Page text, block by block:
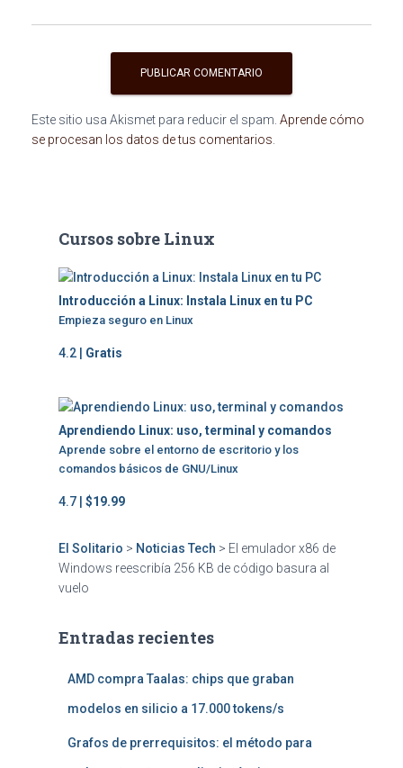
Este sitio usa Akismet para reducir el spam. Aprende cómo
se procesan los datos de tus comentarios.
Cursos sobre Linux
Introducción a Linux: Instala Linux en tu PC
Empieza seguro en Linux
4.2 | Gratis
Aprendiendo Linux: uso, terminal y comandos
Aprende sobre el entorno de escritorio y los
comandos básicos de GNU/Linux
4.7 | $19.99
El Solitario > Noticias Tech > El emulador x86 de
Windows reescribía 256 KB de código basura al
vuelo
Entradas recientes
AMD compra Taalas: chips que graban
modelos en silicio a 17.000 tokens/s
Grafos de prerrequisitos: el método para